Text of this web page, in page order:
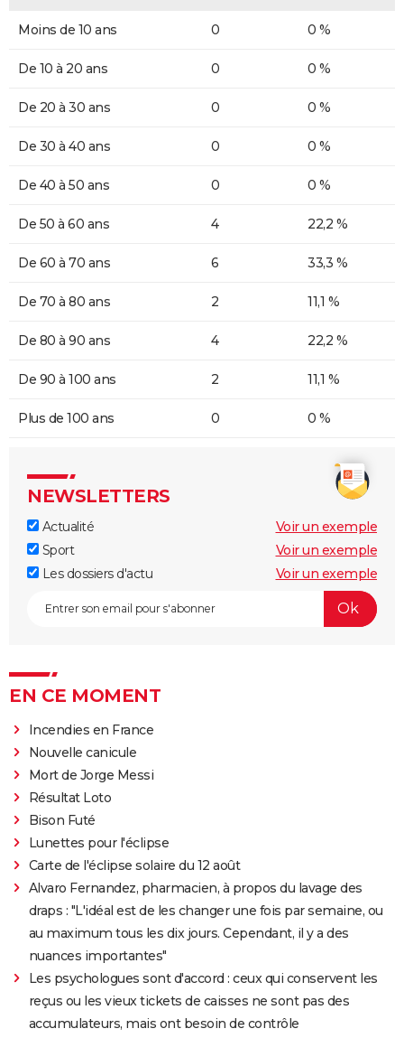
Moins de 10 ans 0 0 %
De 10 à 20 ans 0 0 %
De 20 à 30 ans 0 0 %
De 30 à 40 ans 0 0 %
De 40 à 50 ans 0 0 %
De 50 à 60 ans 4 22,2 %
De 60 à 70 ans 6 33,3 %
De 70 à 80 ans 2 11,1 %
De 80 à 90 ans 4 22,2 %
De 90 à 100 ans 2 11,1 %
Plus de 100 ans 0 0 %
NEWSLETTERS
Actualité
Voir un exemple
Sport
Voir un exemple
Les dossiers d'actu
Voir un exemple
EN CE MOMENT
Incendies en France
Nouvelle canicule
Mort de Jorge Messi
Résultat Loto
Bison Futé
Lunettes pour l'éclipse
Carte de l'éclipse solaire du 12 août
Alvaro Fernandez, pharmacien, à propos du lavage des
draps : "L'idéal est de les changer une fois par semaine, ou
au maximum tous les dix jours. Cependant, il y a des
nuances importantes"
Les psychologues sont d'accord : ceux qui conservent les
reçus ou les vieux tickets de caisses ne sont pas des
accumulateurs, mais ont besoin de contrôle